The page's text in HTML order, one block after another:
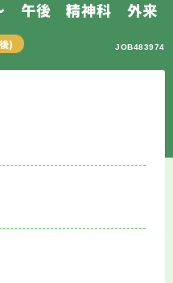
午後 精神科 外来
) JOB483974